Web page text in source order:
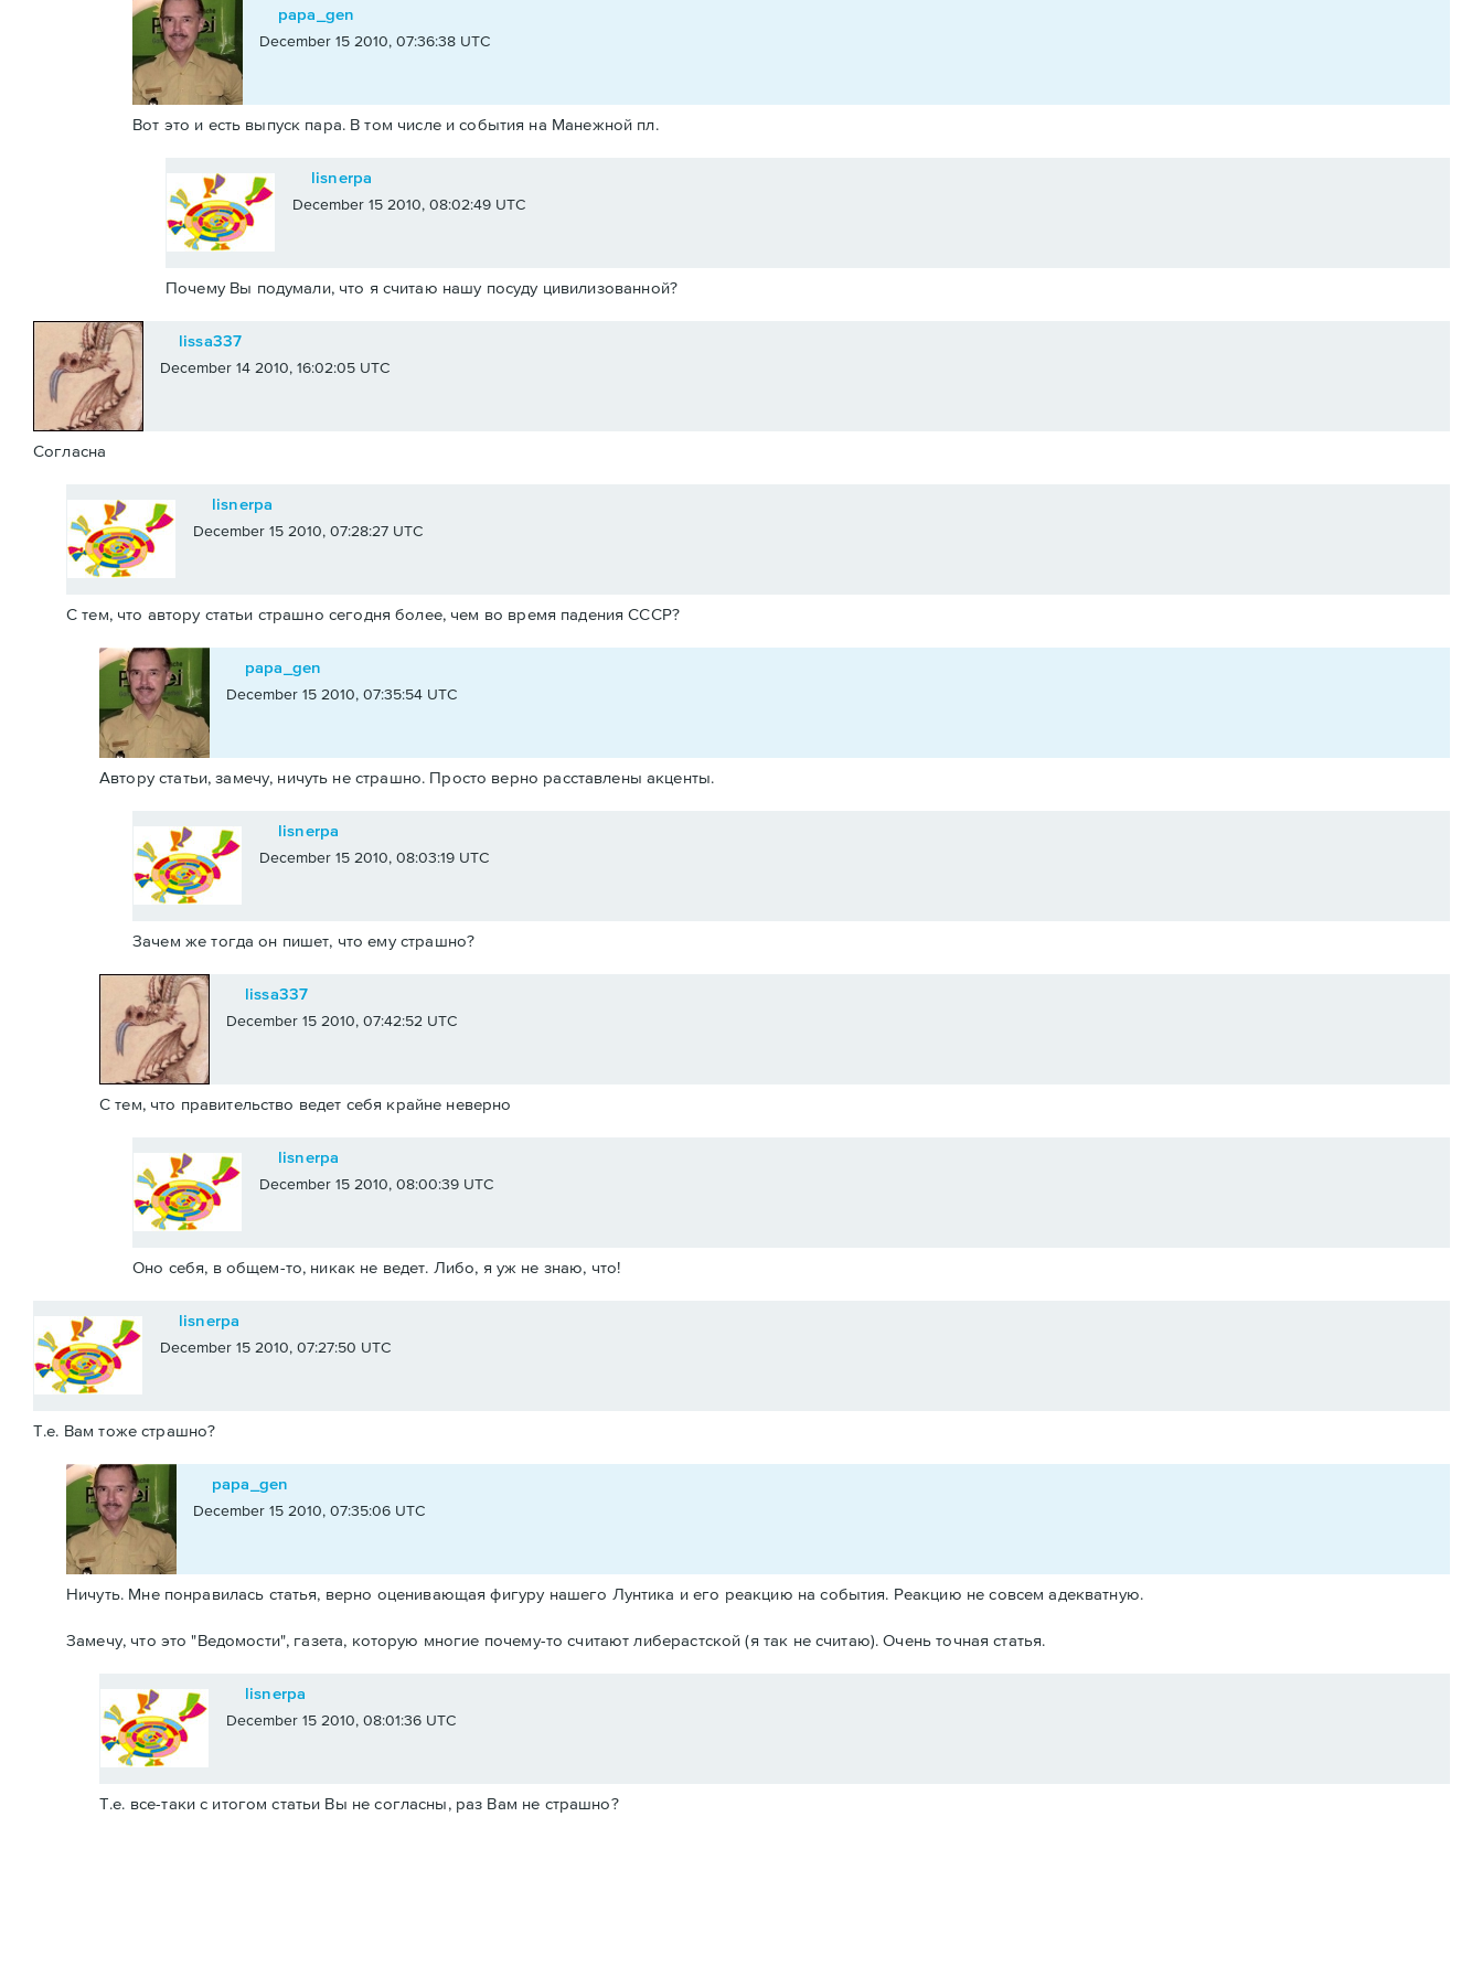
papa_gen
December 15 2010, 07:36:38 UTC
Вот это и есть выпуск пара. В том числе и события на Манежной пл.
lisnerpa
December 15 2010, 08:02:49 UTC
Почему Вы подумали, что я считаю нашу посуду цивилизованной?
lissa337
December 14 2010, 16:02:05 UTC
Согласна
lisnerpa
December 15 2010, 07:28:27 UTC
С тем, что автору статьи страшно сегодня более, чем во время падения СССР?
papa_gen
December 15 2010, 07:35:54 UTC
Автору статьи, замечу, ничуть не страшно. Просто верно расставлены акценты.
lisnerpa
December 15 2010, 08:03:19 UTC
Зачем же тогда он пишет, что ему страшно?
lissa337
December 15 2010, 07:42:52 UTC
С тем, что правительство ведет себя крайне неверно
lisnerpa
December 15 2010, 08:00:39 UTC
Оно себя, в общем-то, никак не ведет. Либо, я уж не знаю, что!
lisnerpa
December 15 2010, 07:27:50 UTC
Т.е. Вам тоже страшно?
papa_gen
December 15 2010, 07:35:06 UTC
Ничуть. Мне понравилась статья, верно оценивающая фигуру нашего Лунтика и его реакцию на события. Реакцию не совсем адекватную.
Замечу, что это "Ведомости", газета, которую многие почему-то считают либерастской (я так не считаю). Очень точная статья.
lisnerpa
December 15 2010, 08:01:36 UTC
Т.е. все-таки с итогом статьи Вы не согласны, раз Вам не страшно?